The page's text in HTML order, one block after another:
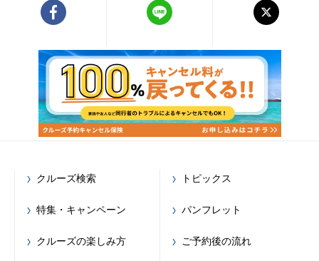
クルーズ検索
特集・キャンペーン
クルーズの楽しみ方
トピックス
パンフレット
ご予約後の流れ